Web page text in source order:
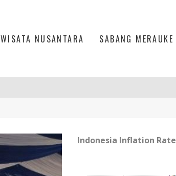
WISATA NUSANTARA SABANG MERAUKE
Indonesia Inflation Rate